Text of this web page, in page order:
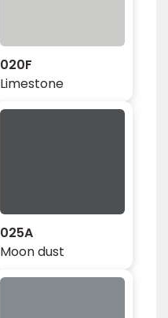
020F
Limestone
025A
Moon dust